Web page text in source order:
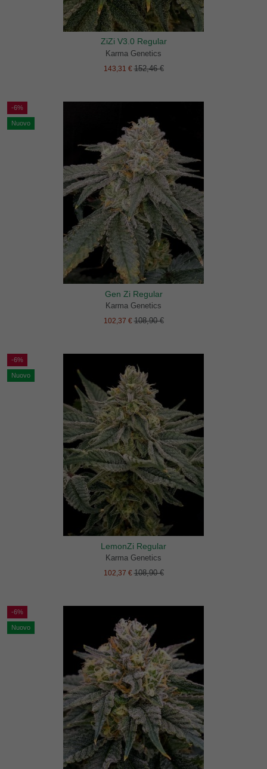
ZiZi V3.0 Regular
Karma Genetics
143,31 €152,46 €
-6%
Nuovo
Gen Zi Regular
Karma Genetics
102,37 €108,90 €
-6%
Nuovo
LemonZi Regular
Karma Genetics
102,37 €108,90 €
-6%
Nuovo